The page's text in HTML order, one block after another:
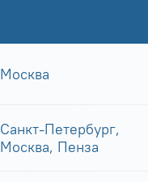
Москва
Санкт-Петербург,
Москва, Пенза